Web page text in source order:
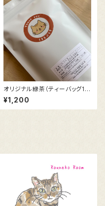
オリジナル緑茶（ティーバッグ12
袋入）
¥1,200